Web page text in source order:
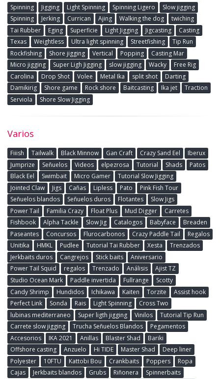
Spinning Jigging Light Spinning Spinning Ligero
Slow jigging
Spinning
Jerking Currican Ajing Walking the dog
twiching
Tai Rubber
Eging Superficie Light Jigging Jigcasting
Casting
Texas
Weightless Ultra light spinning Streetfishing
Tip Run
Rockfishing
Shore jigging Vertical Popping
Casting Mar
Micro jigging
Super Ligh Jigging slow jigging Wacky
Free Rig
Carolina
Drop Shot Volee Metal Ika split shot
Darting
Damikirig
Shore game Rock shore Baitcasting Ika jet
Traction
Serviola
Shore Slow Jigging
Varios
Fiiish Tailwalk Black Minnow Gan Craft Crazy Sand Eel
Iberux
Jumprize
Señuelos Videos elpezrosa Tutorial Shads
Patos
Black Eel
Swimbait Micro Gamer
Tutorial Slow Jigging
Jointed Claw
Jigs Cañas Lipless Pato
Pink Fish Tour
Señuelos blandos
Señuelos duros Flotantes
Slow Jigs
Power Tail
Familia Crazy Float Plus Mud Digger
Carretes
Fishbook
Alpha Tackle Slow Jig Catalogos Babyface
Breaden
Paseantes
Concursos Flurocarbonos Crazy Paddle Tail
Regalos
Unitika
HMKL Pudlee Tutorial Tai Rubber Xesta
Trenzados
Jerkbaits duros
Cangrejos Stick baits
Aniversario
Power Tail Squid
regalos Trenzado Análisis
Ajist TZ
Studio Ocean Mark
Paddle invertida Fullrange
Scotty
Candy Shrimp
Hundidos Ichikawa Kaiten Torzite
Assist hook
Perfect Link
Sonda Rais Light Spinning
Cross Two
lubinas mediterraneo
Super ligth jigging Vinilos
Tutorial Tip Run
Carrete slow jigging
Trucha Señuelos Blandos
Pegamentos
Accesorios
IKA 2021 Anillas Blaster Shad
Bariki
Offshore casting
Anzuelo Hi TIDE Master Shad
Deep liner
Polyester
10FTU Kattobi Bou Crankbaits Poppers
Ropa
Cajas
Jerkbaits blandos Grubs Riñonera
Spinnerbaits